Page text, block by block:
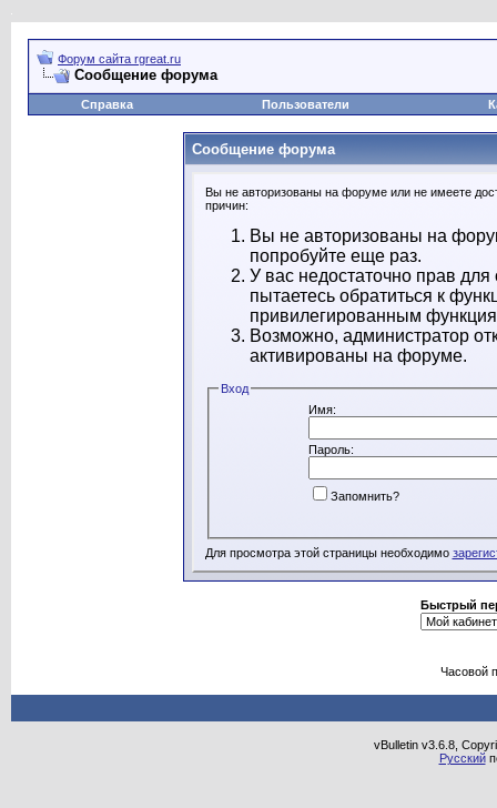
Форум сайта rgreat.ru
Сообщение форума
Справка Пользователи
Сообщение форума
Вы не авторизованы на форуме или не имеете
причин:
Вы не авторизованы на
попробуйте еще раз.
У вас недостаточно прав
пытаетесь обратиться к
привилегированным
Возможно, администратор
активированы на форуме.
Вход
Имя:
Пароль:
Запомнить?
Для просмотра этой страницы необходимо
Быстрый
Часовой
vBulletin v3.6.8,
Русский